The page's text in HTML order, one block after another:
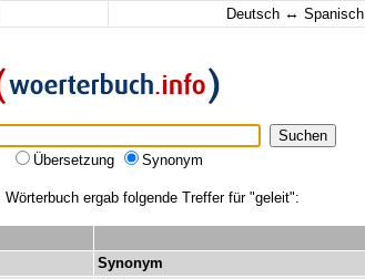
Deutsch ↔ Spanisch
Übersetzung
Synonym
Wörterbuch ergab folgende Treffer für "geleit":
Synonym